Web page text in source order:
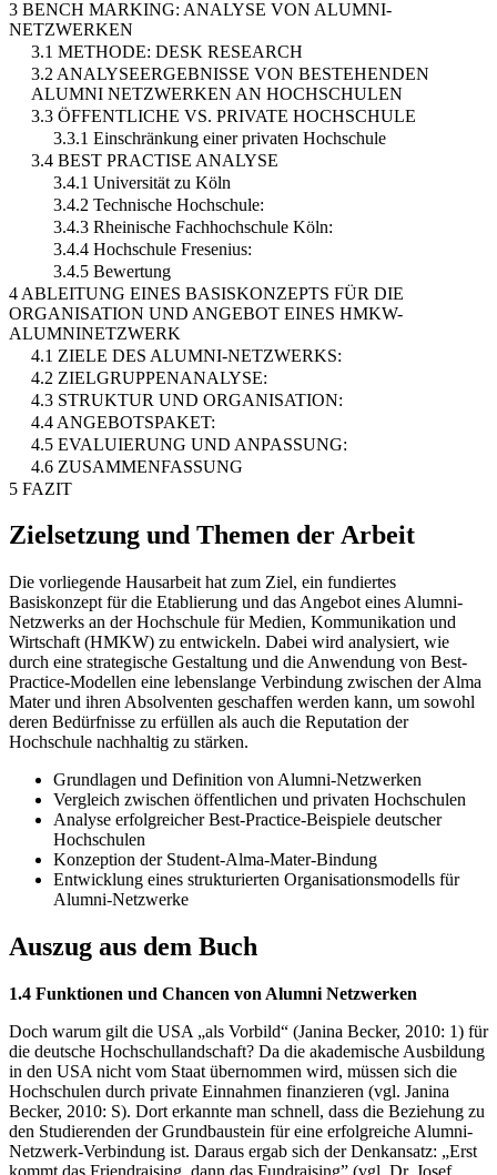
3 BENCH MARKING: ANALYSE VON ALUMNI-
NETZWERKEN
3.1 METHODE: DESK RESEARCH
3.2 ANALYSEERGEBNISSE VON BESTEHENDEN
ALUMNI NETZWERKEN AN HOCHSCHULEN
3.3 ÖFFENTLICHE VS. PRIVATE HOCHSCHULE
3.3.1 Einschränkung einer privaten Hochschule
3.4 BEST PRACTISE ANALYSE
3.4.1 Universität zu Köln
3.4.2 Technische Hochschule:
3.4.3 Rheinische Fachhochschule Köln:
3.4.4 Hochschule Fresenius:
3.4.5 Bewertung
4 ABLEITUNG EINES BASISKONZEPTS FÜR DIE
ORGANISATION UND ANGEBOT EINES HMKW-
ALUMNINETZWERK
4.1 ZIELE DES ALUMNI-NETZWERKS:
4.2 ZIELGRUPPENANALYSE:
4.3 STRUKTUR UND ORGANISATION:
4.4 ANGEBOTSPAKET:
4.5 EVALUIERUNG UND ANPASSUNG:
4.6 ZUSAMMENFASSUNG
5 FAZIT
Zielsetzung und Themen der Arbeit
Die vorliegende Hausarbeit hat zum Ziel, ein fundiertes
Basiskonzept für die Etablierung und das Angebot eines Alumni-
Netzwerks an der Hochschule für Medien, Kommunikation und
Wirtschaft (HMKW) zu entwickeln. Dabei wird analysiert, wie
durch eine strategische Gestaltung und die Anwendung von Best-
Practice-Modellen eine lebenslange Verbindung zwischen der Alma
Mater und ihren Absolventen geschaffen werden kann, um sowohl
deren Bedürfnisse zu erfüllen als auch die Reputation der
Hochschule nachhaltig zu stärken.
Grundlagen und Definition von Alumni-Netzwerken
Vergleich zwischen öffentlichen und privaten Hochschulen
Analyse erfolgreicher Best-Practice-Beispiele deutscher
Hochschulen
Konzeption der Student-Alma-Mater-Bindung
Entwicklung eines strukturierten Organisationsmodells für
Alumni-Netzwerke
Auszug aus dem Buch
1.4 Funktionen und Chancen von Alumni Netzwerken
Doch warum gilt die USA „als Vorbild“ (Janina Becker, 2010: 1) für
die deutsche Hochschullandschaft? Da die akademische Ausbildung
in den USA nicht vom Staat übernommen wird, müssen sich die
Hochschulen durch private Einnahmen finanzieren (vgl. Janina
Becker, 2010: S). Dort erkannte man schnell, dass die Beziehung zu
den Studierenden der Grundbaustein für eine erfolgreiche Alumni-
Netzwerk-Verbindung ist. Daraus ergab sich der Denkansatz: „Erst